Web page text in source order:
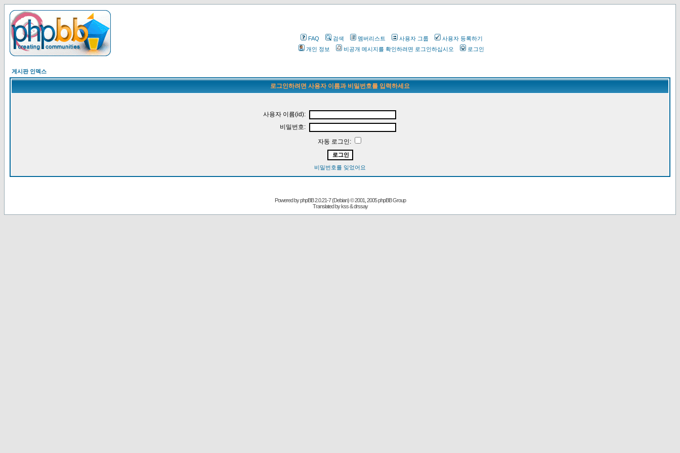
FAQ 검색 멤버리스트 사용자 그룹
사용자 등록하기
개인 정보
비공개 메시지를 확인하려면 로그인하십시오 로그인
게시판 인덱스
로그인하려면 사용자 이름과 비밀번호를 입력하세요
사용자 이름(id):
비밀번호:
자동 로그인:
비밀번호를 잊었어요
Powered byphpBB2.0.21-7 (Debian) © 2001, 2005 phpBB Group
Translated by kss & drssay